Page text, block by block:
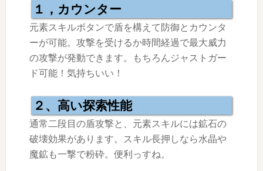
１，カウンター
元素スキルボタンで盾を構えて防御とカウンタ
ーが可能。攻撃を受けるか時間経過で最大威力
の攻撃が発動できます。もちろんジャストガー
ド可能！気持ちいい！
２、高い探索性能
通常二段目の盾攻撃と、元素スキルには鉱石の
破壊効果があります。スキル長押しなら水晶や
魔鉱も一撃で粉砕。便利っすね。